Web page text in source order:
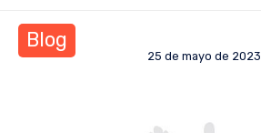
Blog
25 de mayo de 2023